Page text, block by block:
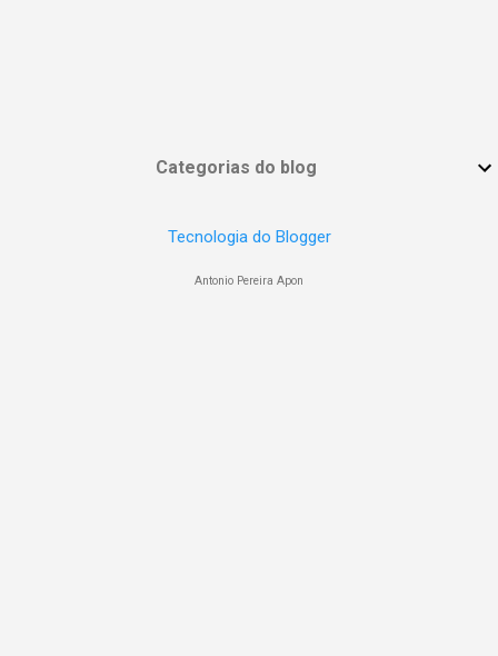
Categorias do blog
Tecnologia do Blogger
Antonio Pereira Apon